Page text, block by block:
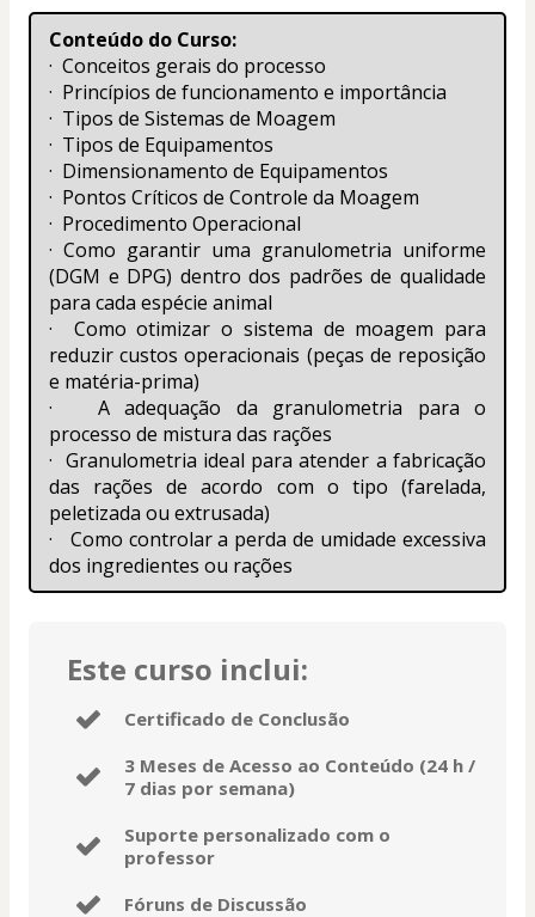
Conteúdo do Curso:
·  Conceitos gerais do processo
·  Princípios de funcionamento e importância
·  Tipos de Sistemas de Moagem
·  Tipos de Equipamentos
·  Dimensionamento de Equipamentos
·  Pontos Críticos de Controle da Moagem
·  Procedimento Operacional
· Como garantir uma granulometria uniforme
(DGM e DPG) dentro dos padrões de qualidade
para cada espécie animal
·  Como otimizar o sistema de moagem para
reduzir custos operacionais (peças de reposição
e matéria-prima)
·   A adequação da granulometria para o
processo de mistura das rações
·  Granulometria ideal para atender a fabricação
das rações de acordo com o tipo (farelada,
peletizada ou extrusada)
·   Como controlar a perda de umidade excessiva
dos ingredientes ou rações
Este curso inclui:
Certificado de Conclusão
3 Meses de Acesso ao Conteúdo (24 h /
7 dias por semana)
Suporte personalizado com o
professor
Fóruns de Discussão